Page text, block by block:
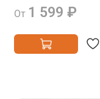
От 1 599 ₽